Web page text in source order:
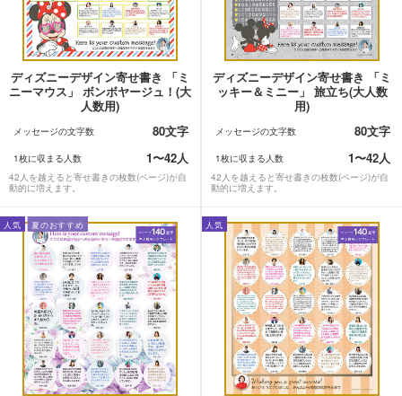
ディズニーデザイン寄せ書き 「ミ
ニーマウス」 ボンボヤージュ！(大
人数用)
メッセージの文字数 80文字
1枚に収まる人数 1〜42人
42人を越えると寄せ書きの枚数(ページ)が自
動的に増えます。
ディズニーデザイン寄せ書き 「ミ
ッキー＆ミニー」 旅立ち(大人数
用)
メッセージの文字数 80文字
1枚に収まる人数 1〜42人
42人を越えると寄せ書きの枚数(ページ)が自
動的に増えます。
人気 夏のおすすめ 人気